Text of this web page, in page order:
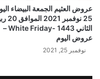
عروض العثيم الجمعة البيضاء
25 نوفمبر
الثاني 1443 -White Friday –
عروض اليوم
نوفمبر 25, 2021